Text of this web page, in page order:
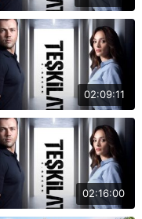
02:09:11
02:16:00